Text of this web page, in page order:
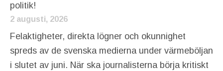
politik!
2 augusti, 2026
Felaktigheter, direkta lögner och okunnighet
spreds av de svenska medierna under värmeböljan
i slutet av juni. När ska journalisterna börja kritiskt